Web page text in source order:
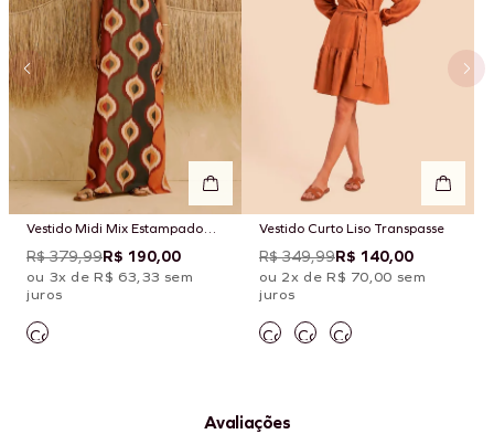
Vestido Midi Mix Estampado
Taquile
R$ 379,99R$ 190,00
ou 3x de R$ 63,33 sem
juros
Vestido Curto Liso Transpasse
R$ 349,99R$ 140,00
ou 2x de R$ 70,00 sem
juros
Avaliações